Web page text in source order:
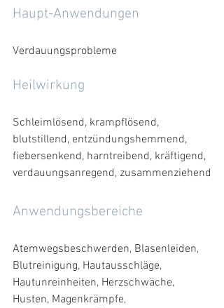
Haupt-Anwendungen
Verdauungsprobleme
Heilwirkung
Schleimlösend, krampflösend,
blutstillend, entzündungshemmend,
fiebersenkend, harntreibend, kräftigend,
verdauungsanregend, zusammenziehend
Anwendungsbereiche
Atemwegsbeschwerden, Blasenleiden,
Blutreinigung, Hautausschläge,
Hautunreinheiten, Herzschwäche,
Husten, Magenkrämpfe,